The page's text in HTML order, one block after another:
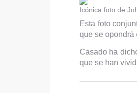
Icónica foto de
Esta foto
que se opondrá
Casado ha
que se han